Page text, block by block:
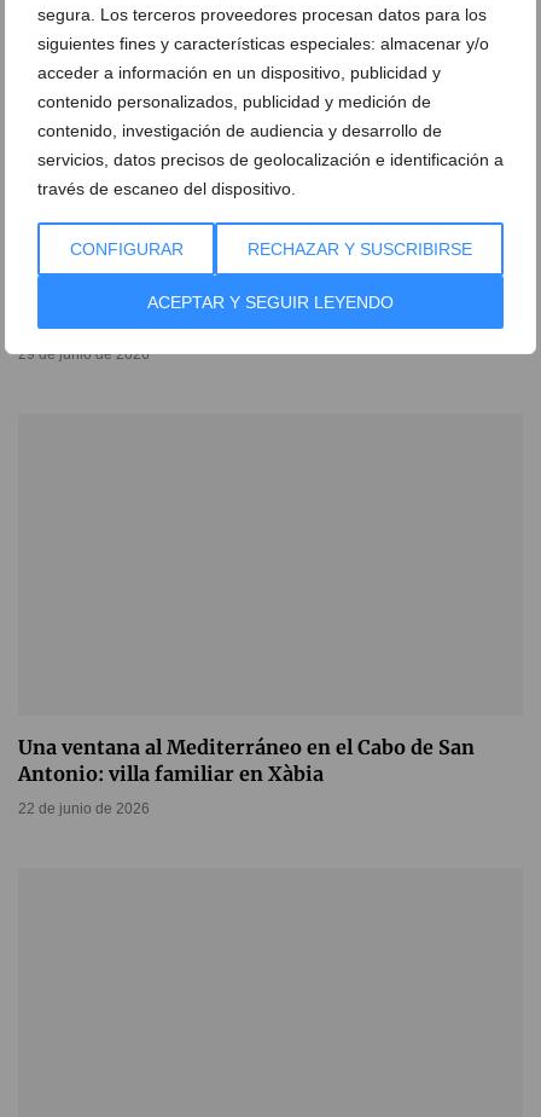
segura. Los terceros proveedores procesan datos para los
siguientes fines y características especiales: almacenar y/o
acceder a información en un dispositivo, publicidad y
contenido personalizados, publicidad y medición de
contenido, investigación de audiencia y desarrollo de
servicios, datos precisos de geolocalización e identificación a
través de escaneo del dispositivo.
CONFIGURAR RECHAZAR Y SUSCRIBIRSE
ACEPTAR Y SEGUIR LEYENDO
La villa de Xàbia que lo tiene todo para convertirse
29 de junio de 2026
Una ventana al Mediterráneo en el Cabo de San
Antonio: villa familiar en Xàbia
22 de junio de 2026